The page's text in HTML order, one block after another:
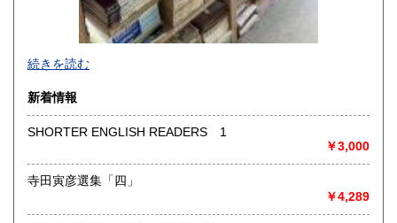
-
沿線名：-
最寄駅：-
営業時間：-
定休日：-
書籍の買取について
続きを読む
新着情報
SHORTER ENGLISH READERS 1
￥3,000
寺田寅彦選集「四」
￥4,289